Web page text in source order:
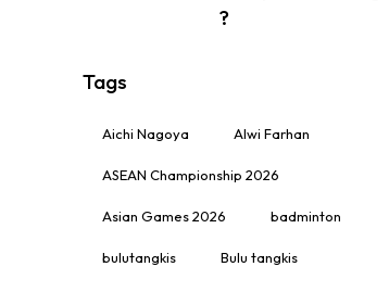
?
Tags
Aichi Nagoya Alwi Farhan
ASEAN Championship 2026
Asian Games 2026 badminton
bulutangkis Bulu tangkis